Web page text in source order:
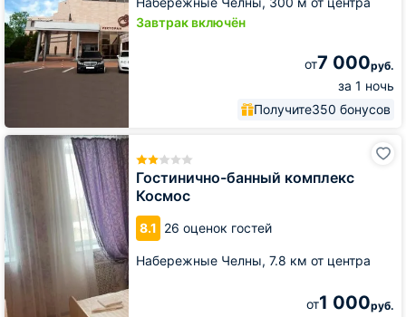
Завтрак включён
от7 000руб.
за 1 ночь
Получите350 бонусов
Гостинично-банный комплекс
Космос
8.1 26 оценок гостей
Набережные Челны, 7.8 км от центра
от1 000руб.
Гостинично-
банный
комплекс
Космос